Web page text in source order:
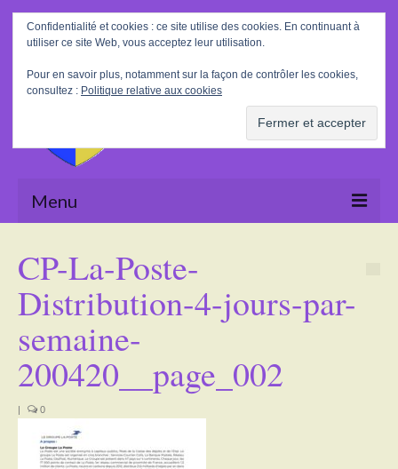
Rechercher
:
Menu
La Mairie
Activités
CP-La-Poste-
Distribution-4-jours-par-
semaine-
200420__page_002
| 0
Confidentialité et cookies : ce site utilise des cookies. En continuant à
utiliser ce site Web, vous acceptez leur utilisation.
Pour en savoir plus, notamment sur la façon de contrôler les cookies,
consultez : Politique relative aux cookies